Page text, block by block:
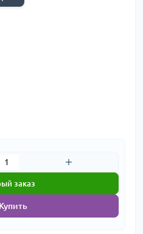
Купить
заказ